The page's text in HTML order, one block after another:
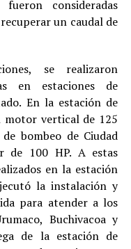
consideradas
un caudal de
se realizaron
en estaciones de
En la estación de
motor vertical de 125
bombeo de Ciudad
de 100 HP. A estas
en la estación
la instalación y
para atender a los
Buchivacoa y
de la estación de